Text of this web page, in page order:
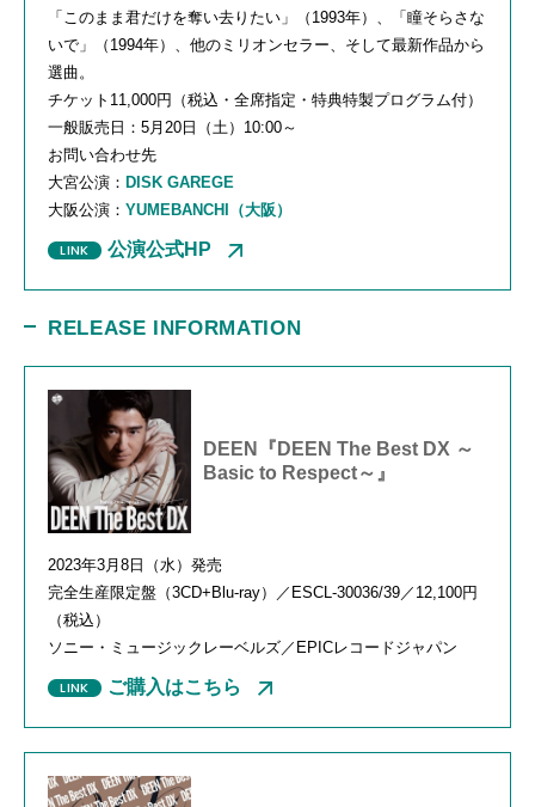
「このまま君だけを奪い去りたい」（ 1993年）、「瞳そらさな
いで」（ 1994年）、他のミリオンセラー、そして最新作品から
選曲。
チケット 11,000円（税込・全席指定・特典特製プログラム付）
一般販売日： 5 月 20 日（土） 10:00～
お問い合わせ先
大宮公演： DISK GAREGE
大阪公演： YUMEBANCHI （大阪）
公演公式HP
RELEASE INFORMATION
DEEN『DEEN The Best DX ～
Basic to Respect～』
2023年3 月 8 日（水）発売
完全生産限定盤（3CD+Blu-ray）／ ESCL-30036/39 ／ 12,100円
（税込）
ソニー・ミュージックレーベルズ／ EPICレコードジャパン
ご購入はこちら